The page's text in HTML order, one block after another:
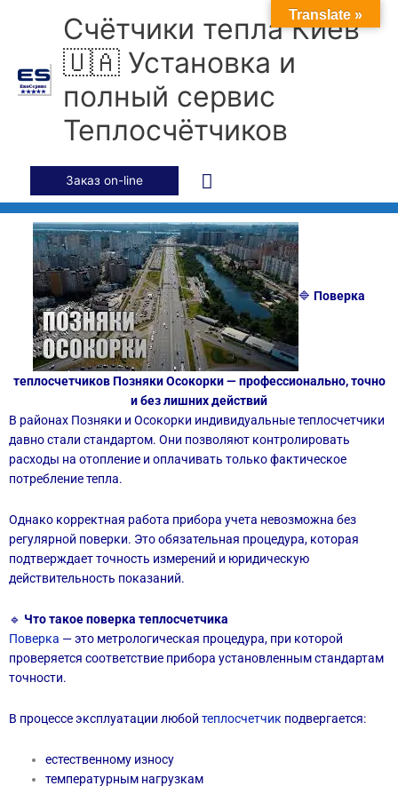
содержимому
Счётчики тепла Киев
🇺🇦 Установка и
полный сервис
Теплосчётчиков
Главное
меню
Заказ on-line
🔷 Поверка
теплосчетчиков Позняки Осокорки — профессионально, точно
и без лишних действий
В районах Позняки и Осокорки индивидуальные теплосчетчики
давно стали стандартом. Они позволяют контролировать
расходы на отопление и оплачивать только фактическое
потребление тепла.
Однако корректная работа прибора учета невозможна без
регулярной поверки. Это обязательная процедура, которая
подтверждает точность измерений и юридическую
действительность показаний.
🔹 Что такое поверка теплосчетчика
Поверка — это метрологическая процедура, при которой
проверяется соответствие прибора установленным стандартам
точности.
В процессе эксплуатации любой теплосчетчик подвергается:
естественному износу
температурным нагрузкам
Translate »